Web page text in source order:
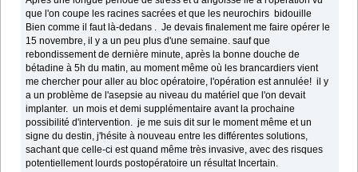
que l'on coupe les racines sacrées et que les neurochirs bidouille
Bien comme il faut là-dedans . Je devais finalement me faire opérer le
15 novembre, il y a un peu plus d'une semaine. sauf que
rebondissement de dernière minute, après la bonne douche de
bétadine à 5h du matin, au moment même où les brancardiers vient
me chercher pour aller au bloc opératoire, l'opération est annulée! il y
a un problème de l'asepsie au niveau du matériel que l'on devait
implanter. un mois et demi supplémentaire avant la prochaine
possibilité d'intervention. je me suis dit sur le moment même et un
signe du destin, j'hésite à nouveau entre les différentes solutions,
sachant que celle-ci est quand même très invasive, avec des risques
potentiellement lourds postopératoire un résultat Incertain.